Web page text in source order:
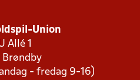
Union
Allé 1
- fredag 9-16)